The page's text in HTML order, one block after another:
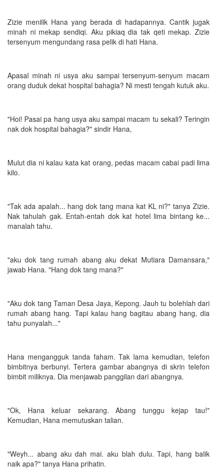
Zizie menilik Hana yang berada di hadapannya. Cantik jugak
minah ni mekap sendiqi. Aku pikiaq dia tak qeti mekap. Zizie
tersenyum mengundang rasa pelik di hati Hana.
Apasal minah ni usya aku sampai tersenyum-senyum macam
orang duduk dekat hospital bahagia? Ni mesti tengah kutuk aku.
"Hoi! Pasai pa hang usya aku sampai macam tu sekali? Teringin
nak dok hospital bahagia?" sindir Hana,
Mulut dia ni kalau kata kat orang, pedas macam cabai padi lima
kilo.
"Tak ada apalah... hang dok tang mana kat KL ni?" tanya Zizie.
Nak tahulah gak. Entah-entah dok kat hotel lima bintang ke...
manalah tahu.
"aku dok tang rumah abang aku dekat Mutiara Damansara,"
jawab Hana. "Hang dok tang mana?"
"Aku dok tang Taman Desa Jaya, Kepong. Jauh tu bolehlah dari
rumah abang hang. Tapi kalau hang bagitau abang hang, dia
tahu punyalah..."
Hana mengangguk tanda faham. Tak lama kemudian, telefon
bimbitnya berbunyi. Tertera gambar abangnya di skrin telefon
bimbit miliknya. Dia menjawab panggilan dari abangnya.
"Ok, Hana keluar sekarang. Abang tunggu kejap tau!"
Kemudian, Hana memutuskan talian.
"Weyh... abang aku dah mai. aku blah dulu. Tapi, hang balik
naik apa?" tanya Hana prihatin.